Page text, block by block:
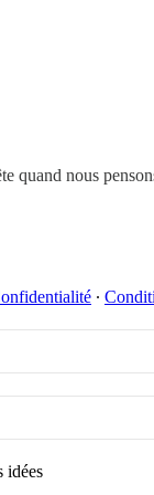
quand nous
∙
idées